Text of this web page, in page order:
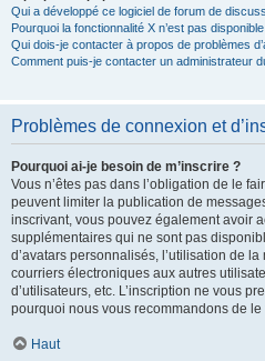
Qui a développé ce logiciel de forum de
Pourquoi la fonctionnalité X n’est pas
Qui dois-je contacter à propos de problèmes
Comment puis-je contacter un administrateur
Problèmes de connexion et
Pourquoi ai-je besoin de m’inscrire ?
Vous n’êtes pas dans l’obligation de le
peuvent limiter la publication de
inscrivant, vous pouvez également avoir
supplémentaires qui ne sont pas
d’avatars personnalisés, l’utilisation de
courriers électroniques aux autres
d’utilisateurs, etc. L’inscription ne vous
pourquoi nous vous recommandons de le
Haut